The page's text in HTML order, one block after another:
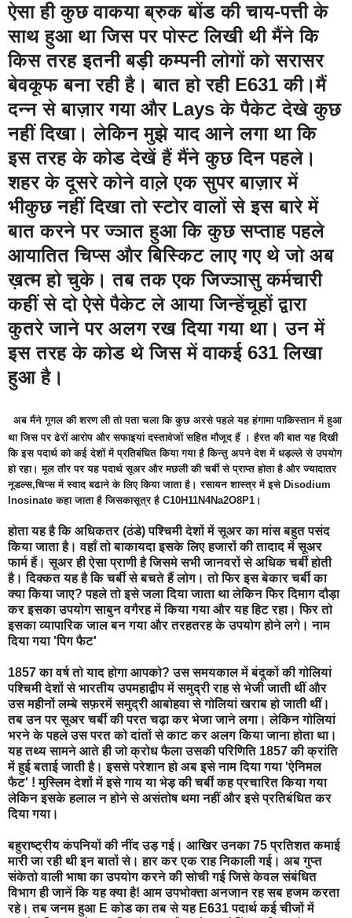
ऐसा ही कुछ वाकया ब्रुक बोंड की चाय-पत्ती के
साथ हुआ था जिस पर पोस्ट लिखी थी मैंने कि
किस तरह इतनी बड़ी कम्पनी लोगों को सरासर
बेवकूफ बना रही है। बात हो रही E631 की।मैं
दन्न से बाज़ार गया और Lays के पैकेट देखे कुछ
नहीं दिखा। लेकिन मुझे याद आने लगा था कि
इस तरह के कोड देखें हैं मैंने कुछ दिन पहले।
शहर के दूसरे कोने वाल़े एक सुपर बाज़ार में
भीकुछ नहीं दिखा तो स्टोर वालों से इस बारे में
बात करने पर ज्ञात हुआ कि कुछ सप्ताह पहले
आयातित चिप्स और बिस्किट लाए गए थे जो अब
ख़त्म हो चुके। तब तक एक जिज्ञासु कर्मचारी
कहीं से दो ऐसे पैकेट ले आया जिन्हेंचूहों द्वारा
कुतरे जाने पर अलग रख दिया गया था। उन में
इस तरह के कोड थे जिस में वाकई 631 लिखा
हुआ है ।
अब मैंने गूगल की शरण ली तो पता चला कि कुछ अरसे पहले यह हंगामा पाकिस्तान में हुआ
था जिस पर ढेरों आरोप और सफाइयां दस्तावेजों सहित मौजूद हैं । हैरत की बात यह दिखी
कि इस पदार्थ को कई देशों में प्रतिबंधित किया गया है किन्तु अपने देश में धड़ल्ले से उपयोग
हो रहा। मूल तौर पर यह पदार्थ सूअर और मछली की चर्बी से प्राप्त होता है और ज्यादातर
नूडल्स,चिप्स में स्वाद बढाने के लिए किया जाता है। रसायन शास्त्र में इसे Disodium
Inosinate कहा जाता है जिसकासूत्र है C10H11N4Na2O8P1 ।
होता यह है कि अधिकतर (ठंडे) पश्चिमी देशों में सूअर का मांस बहुत पसंद
किया जाता है। वहाँ तो बाकायदा इसके लिए हजारों की तादाद में सूअर
फार्म हैं। सूअर ही ऐसा प्राणी है जिसमे सभी जानवरों से अधिक चर्बी होती
है। दिक्कत यह है कि चर्बी से बचते हैं लोग। तो फिर इस बेकार चर्बी का
क्या किया जाए? पहले तो इसे जला दिया जाता था लेकिन फिर दिमाग दौड़ा
कर इसका उपयोग साबुन वगैरह में किया गया और यह हिट रहा। फिर तो
इसका व्यापारिक जाल बन गया और तरहतरह के उपयोग होने लगे। नाम
दिया गया 'पिग फैट'
1857 का वर्ष तो याद होगा आपको? उस समयकाल में बंदूकों की गोलियां
पश्चिमी देशों से भारतीय उपमहाद्वीप में समुद्री राह से भेजी जाती थीं और
उस महीनों लम्बे सफ़रमें समुद्री आबोहवा से गोलियां खराब हो जाती थीं।
तब उन पर सूअर चर्बी की परत चढ़ा कर भेजा जाने लगा। लेकिन गोलियां
भरने के पहले उस परत को दांतों से काट कर अलग किया जाना होता था।
यह तथ्य सामने आते ही जो क्रोध फैला उसकी परिणिति 1857 की क्रांति
में हुई बताई जाती है। इससे परेशान हो अब इसे नाम दिया गया 'ऐनिमल
फैट' ! मुस्लिम देशों में इसे गाय या भेड़ की चर्बी कह प्रचारित किया गया
लेकिन इसके हलाल न होने से असंतोष थमा नहीं और इसे प्रतिबंधित कर
दिया गया।
बहुराष्ट्रीय कंपनियों की नींद उड़ गई। आखिर उनका 75 प्रतिशत कमाई
मारी जा रही थी इन बातों से। हार कर एक राह निकाली गई। अब गुप्त
संकेतो वाली भाषा का उपयोग करने की सोची गई जिसे केवल संबंधित
विभाग ही जानें कि यह क्या है! आम उपभोक्ता अनजान रह सब हजम करता
रहे। तब जनम हुआ E कोड का तब से यह E631 पदार्थ कई चीजों में